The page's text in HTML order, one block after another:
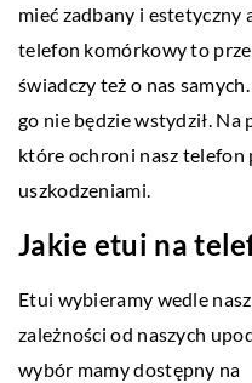
mieć zadbany i estetyczny
telefon komórkowy to
świadczy też o nas
go nie będzie wstydził. Na
które ochroni nasz telefon
uszkodzeniami.
Jakie etui na
Etui wybieramy wedle
zależności od naszych
wybór mamy dostępny na